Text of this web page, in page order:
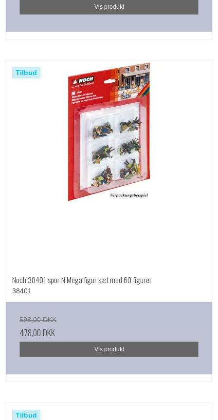
Vis produkt
Tilbud
Noch 38401 spor N Mega figur sæt med 60 figurer
38401
598,00 DKK
478,00 DKK
Vis produkt
Tilbud